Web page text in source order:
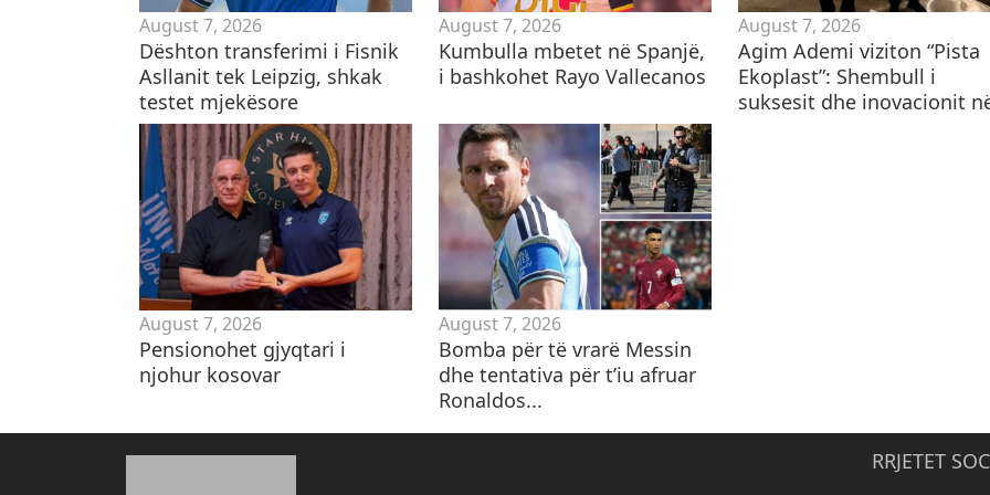
August 7, 2026
Dështon transferimi i Fisnik
Asllanit tek Leipzig, shkak
testet mjekësore
August 7, 2026
Kumbulla mbetet në Spanjë,
i bashkohet Rayo Vallecanos
August 7, 2026
Agim Ademi viziton “Pista
Ekoplast”: Shembull i
suksesit dhe inovacionit
August 7, 2026
Pensionohet gjyqtari i
njohur kosovar
August 7, 2026
Bomba për të vrarë Messin
dhe tentativa për t’iu afruar
Ronaldos...
RRJETET